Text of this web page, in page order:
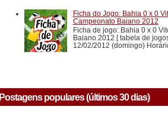
Ficha do Jogo: Bahia 0 x 0
Campeonato Baiano 2012
Ficha de jogo: Bahia 0 x 0
Baiano 2012 [ tabela de
12/02/2012 (domingo) Horário
Postagens populares (últimos 30 dias)